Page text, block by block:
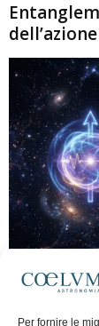
Per fornire le
Marco Lorrai -
moderna: due